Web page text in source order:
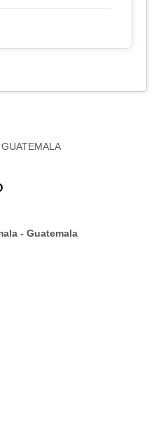
- Guatemala